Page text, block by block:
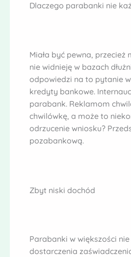
Dlaczego parabanki nie
Miała być pewna,
nie widnieję w bazach
odpowiedzi na to pytanie
kredyty bankowe.
parabank. Reklamom
chwilówkę, a może to
odrzucenie wniosku?
pozabankową.
Zbyt niski dochód
Parabanki w większości
dostarczenia